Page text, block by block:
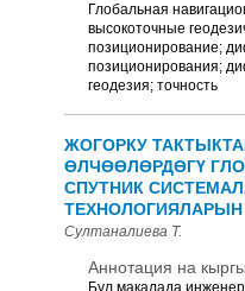
Глобальная
высокоточные
позиционирование;
позиционирования;
геодезия; точность
ЖОГОРКУ
ӨЛЧӨӨЛӨРДӨГҮ
СПУТНИК
Султаналиева Т.
Аннотация на
Бул макалада